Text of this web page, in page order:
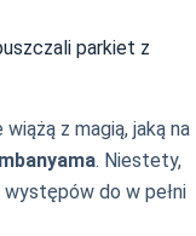
parkiet z
z magią, jaką na
. Niestety,
do w pełni